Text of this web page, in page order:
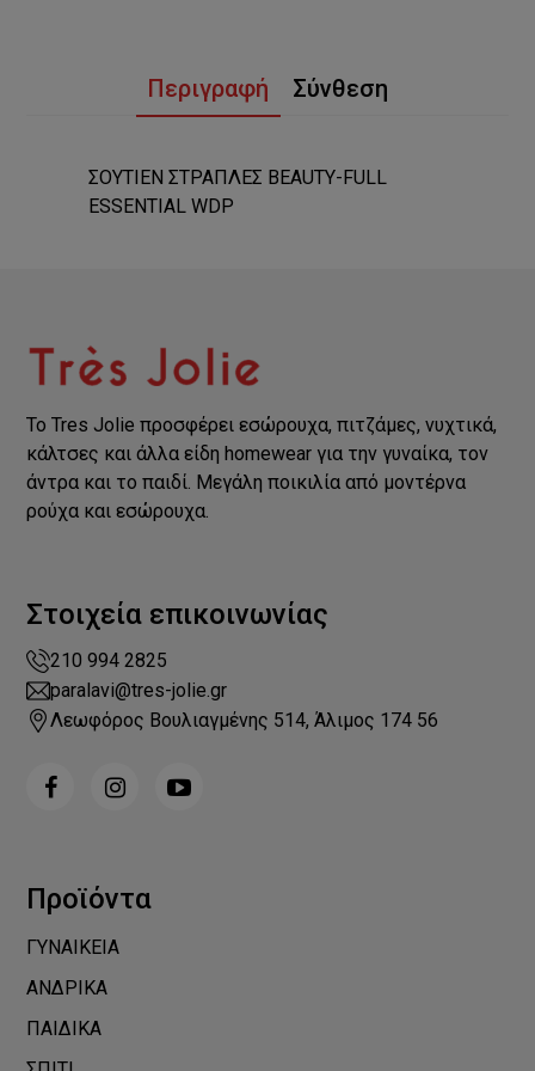
Περιγραφή Σύνθεση
ΣΟΥΤΙΕΝ ΣΤΡΑΠΛΕΣ BEAUTY-FULL
ESSENTIAL WDP
Το Tres Jolie προσφέρει εσώρουχα, πιτζάμες, νυχτικά,
κάλτσες και άλλα είδη homewear για την γυναίκα, τον
άντρα και το παιδί. Μεγάλη ποικιλία από μοντέρνα
ρούχα και εσώρουχα.
Στοιχεία επικοινωνίας
210 994 2825
paralavi@tres-jolie.gr
Λεωφόρος Βουλιαγμένης 514, Άλιμος 174 56
Προϊόντα
ΓΥΝΑΙΚΕΙΑ
ΑΝΔΡΙΚΑ
ΠΑΙΔΙΚΑ